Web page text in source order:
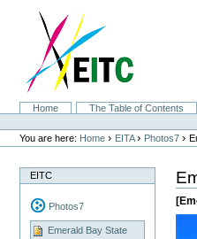
navigation
SectionsHome The Table of Contents
Personal
tools
You are here: Home › EITA › Photos7 ›
EITC
Photos7
Emerald Bay State